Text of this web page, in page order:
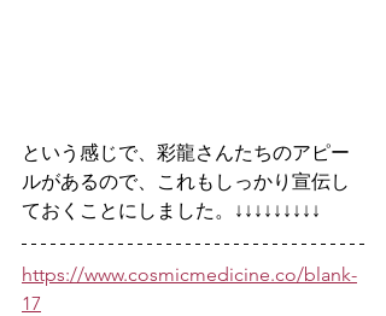
という感じで、彩龍さんたちのアピー
ルがあるので、これもしっかり宣伝し
ておくことにしました。↓↓↓↓↓↓↓↓↓
https://www.cosmicmedicine.co/blank-
17